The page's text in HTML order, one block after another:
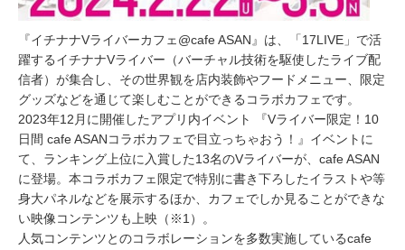
『イチナナVライバーカフェ@cafe ASAN』は、「17LIVE」で活
躍するイチナナVライバー（バーチャル技術を駆使したライブ配
信者）が集合し、その世界観を店内装飾やフードメニュー、限定
グッズなどを通じて楽しむことができるコラボカフェです。
2023年12月に開催したアプリ内イベント 『Vライバー限定！10
日間 cafe ASANコラボカフェで目立っちゃおう！』イベントに
て、ランキング上位に入賞した13名のVライバーが、cafe ASAN
に登場。本コラボカフェ限定で特別に書き下ろしたイラストや等
身大パネルなどを展示するほか、カフェでしか見ることができな
い映像コンテンツも上映（※1）。
人気コンテンツとのコラボレーションを多数実施しているcafe